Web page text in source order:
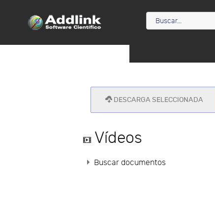
DESCARGA SELECCIONADA
video
Vídeos
Buscar documentos